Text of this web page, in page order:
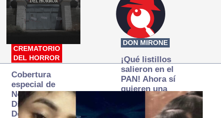
Norte
de
Ciudad
Más
que
noticias,
hacemos periodismo
CREMATORIO
DEL HORROR
Cobertura
especial de
Norte
Digital:
Donde la
DON MIRONE
¡Qué listillos
salieron en el
PAN! Ahora sí
quieren una
autónoma… y